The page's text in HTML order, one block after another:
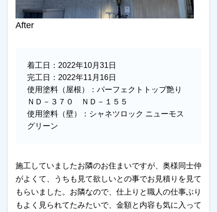
After
着工日： 2022年10月31日
完工日： 2022年11月16日
使用塗料（屋根）： パーフェクトトップ艶り
ＮＤ－３７０ ＮＤ－１５５
使用塗料（壁）： シャネツロック ニューモス
グリーン
施工していましたお隣のお住まいですが、奥様同士仲
がよくて、うちも見て欲しいとの事でお見積りを見て
もらいました。お隣なので、仕上りと職人の仕事ぶり
もよく見られてたみたいで、金額と内容も気に入って